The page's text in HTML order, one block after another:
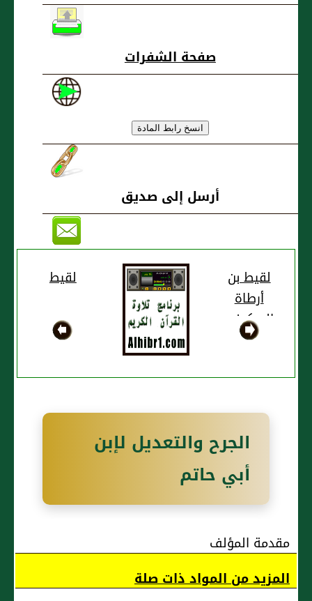
صفحة الشفرات
أرسل إلى صديق
لقيط بن
أرطاة
السكوني
لقيط
الجرح والتعديل لإبن
أبي حاتم
مقدمة المؤلف
المزيد من المواد ذات صلة